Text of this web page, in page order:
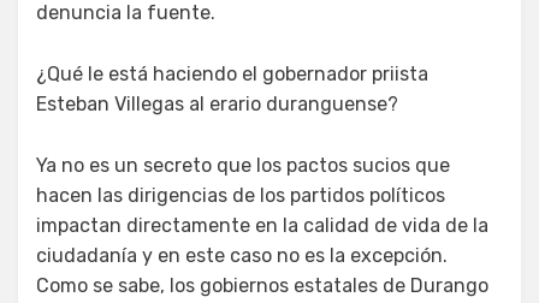
denuncia la fuente.
¿Qué le está haciendo el gobernador priista
Esteban Villegas al erario duranguense?
Ya no es un secreto que los pactos sucios que
hacen las dirigencias de los partidos políticos
impactan directamente en la calidad de vida de la
ciudadanía y en este caso no es la excepción.
Como se sabe, los gobiernos estatales de Durango